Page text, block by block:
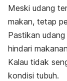
Meski udang
makan, tetap
Pastikan
hindari
Kalau tidak
kondisi tubuh.